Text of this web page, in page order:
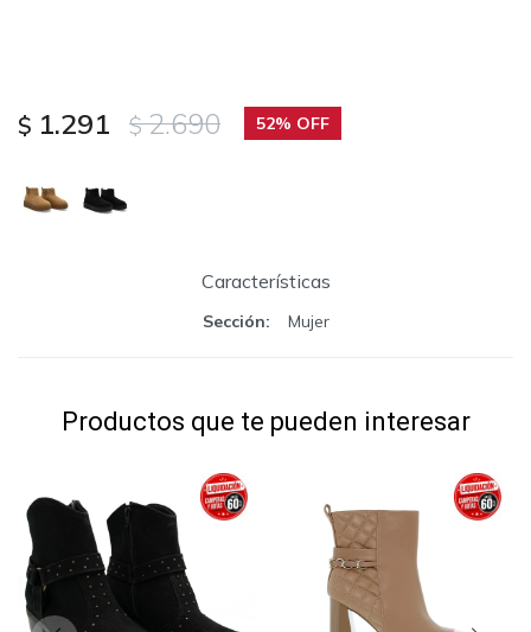
$ 1.291 $ 2.690 52
Características
Sección Mujer
Productos que te pueden interesar